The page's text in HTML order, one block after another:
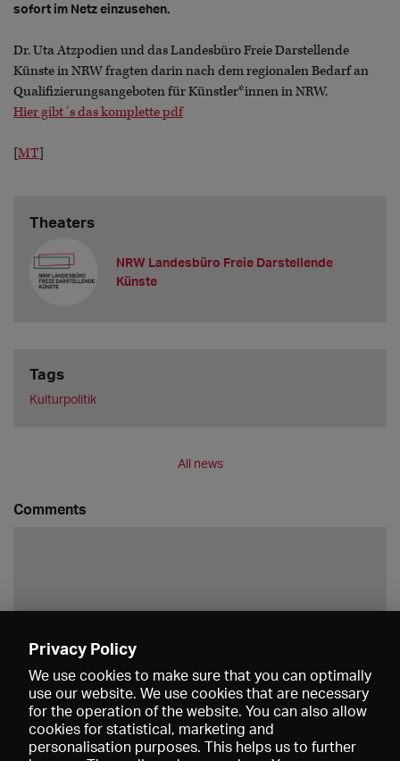
sofort im Netz einzusehen.
Dr. Uta Atzpodien und das Landesbüro Freie Darstellende
Künste in NRW fragten darin nach dem regionalen Bedarf an
Qualifizierungsangeboten für Künstler*innen in NRW.
Hier gibt´s das komplette pdf
[MT]
Theaters
NRW Landesbüro Freie Darstellende
Künste
Tags
Kulturpolitik
All news
Comments
Privacy Policy
We use cookies to make sure that you can optimally
use our website. We use cookies that are necessary
for the operation of the website. You can also allow
cookies for statistical, marketing and
personalisation purposes. This helps us to further